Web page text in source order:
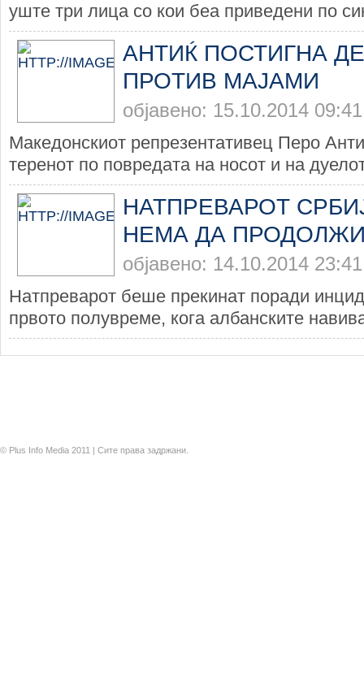
уште три лица со кои беа приведени по
АНТИЌ ПОСТИГНА
ПРОТИВ МАЈАМИ
објавено: 15.10.2014 09:41
Македонскиот репрезентативец Перо
теренот по повредата на носот и на
НАТПРЕВАРОТ
НЕМА ДА
објавено: 14.10.2014 23:41
Натпреварот беше прекинат поради
првото полувреме, кога албанските
© Plus Info Media 2011 | Сите права задржани.